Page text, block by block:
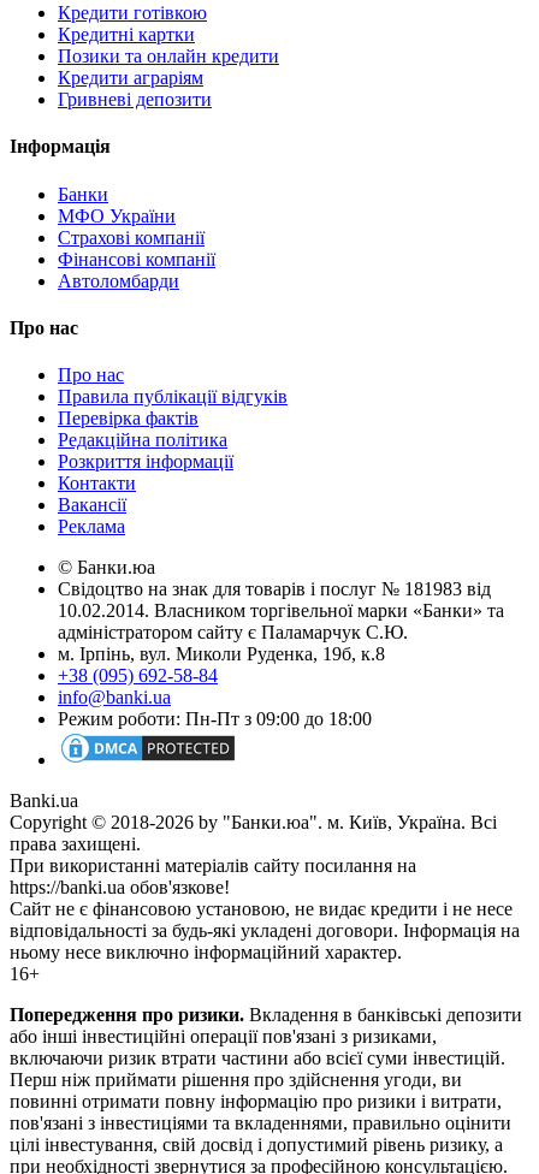
Кредити готівкою
Кредитні картки
Позики та онлайн кредити
Кредити аграріям
Гривневі депозити
Інформація
Банки
МФО України
Страхові компанії
Фінансові компанії
Автоломбарди
Про нас
Про нас
Правила публікації відгуків
Перевірка фактів
Редакційна політика
Розкриття інформації
Контакти
Вакансії
Реклама
© Банки.юа
Свідоцтво на знак для товарів і послуг № 181983 від
10.02.2014. Власником торгівельної марки «Банки» та
адміністратором сайту є Паламарчук С.Ю.
м. Ірпінь, вул. Миколи Руденка, 19б, к.8
+38 (095) 692-58-84
info@banki.ua
Режим роботи: Пн-Пт з 09:00 до 18:00
Banki.ua
Copyright © 2018-2026 by "Банки.юа". м. Київ, Україна. Всі
права захищені.
При використанні матеріалів сайту посилання на
https://banki.ua обов'язкове!
Сайт не є фінансовою установою, не видає кредити і не несе
відповідальності за будь-які укладені договори. Інформація на
ньому несе виключно інформаційний характер.
16+
Попередження про ризики. Вкладення в банківські депозити
або інші інвестиційні операції пов'язані з ризиками,
включаючи ризик втрати частини або всієї суми інвестицій.
Перш ніж приймати рішення про здійснення угоди, ви
повинні отримати повну інформацію про ризики і витрати,
пов'язані з інвестиціями та вкладеннями, правильно оцінити
цілі інвестування, свій досвід і допустимий рівень ризику, а
при необхідності звернутися за професійною консультацією.